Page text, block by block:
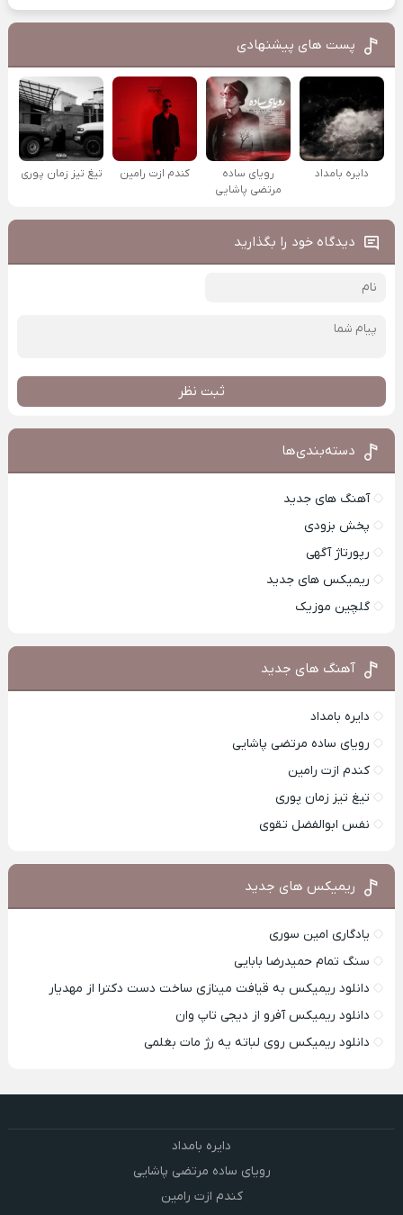
پست های پیشنهادی
دایره بامداد
رویای ساده
مرتضی پاشایی
کندم ازت رامین تیغ تیز زمان پوری
دیدگاه خود را بگذارید
ثبت نظر
دسته‌بندی‌ها
آهنگ های جدید
پخش بزودی
رپورتاژ آگهی
ریمیکس های جدید
گلچین موزیک
آهنگ های جدید
دایره بامداد
رویای ساده مرتضی پاشایی
کندم ازت رامین
تیغ تیز زمان پوری
نفس ابوالفضل تقوی
ریمیکس های جدید
یادگاری امین سوری
سنگ تمام حمیدرضا بابایی
دانلود ریمیکس به قیافت مینازی ساخت دست دکترا از مهدیار
دانلود ریمیکس آفرو از ديجی تاپ وان
دانلود ریمیکس روی لباته یه رژ مات بغلمی
دایره بامداد
رویای ساده مرتضی پاشایی
کندم ازت رامین